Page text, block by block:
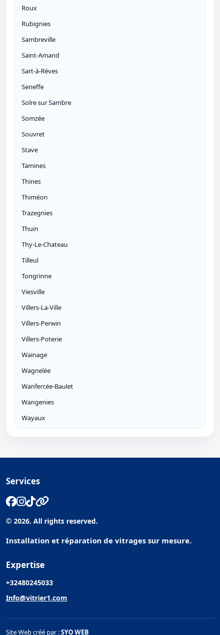
Roux
Rubignies
Sambreville
Saint-Amand
Sart-à-Rèves
Seneffe
Solre sur Sambre
Somzée
Souvret
Stave
Tamines
Thines
Thiméon
Trazegnies
Thuin
Thy-Le-Chateau
Tilleul
Tongrinne
Viesville
Villers-La-Ville
Villers-Perwin
Villers-Poterie
Wainage
Wagnelée
Wanfercée-Baulet
Wangenies
Wayaux
Services
© 2026. All rights reserved.
Installation et réparation de vitrages sur mesure.
Expertise
+32480245033
Info@vitrier1.com
Site Web créé par :SYO WEB